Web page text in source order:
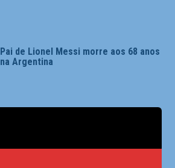
Pai de Lionel Messi morre aos 68 anos
na Argentina